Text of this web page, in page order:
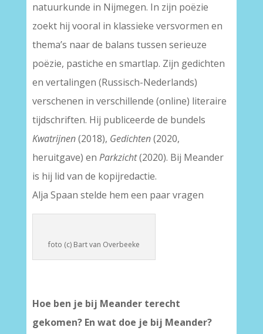
natuurkunde in Nijmegen. In zijn poëzie
zoekt hij vooral in klassieke versvormen en
thema’s naar de balans tussen serieuze
poëzie, pastiche en smartlap. Zijn gedichten
en vertalingen (Russisch-Nederlands)
verschenen in verschillende (online) literaire
tijdschriften. Hij publiceerde de bundels
Kwatrijnen(2018), Gedichten(2020,
heruitgave) en Parkzicht(2020). Bij Meander
is hij lid van de kopijredactie.
Alja Spaan stelde hem een paar vragen
foto (c) Bart van Overbeeke
Hoe ben je bij Meander terecht
gekomen? En wat doe je bij Meander?